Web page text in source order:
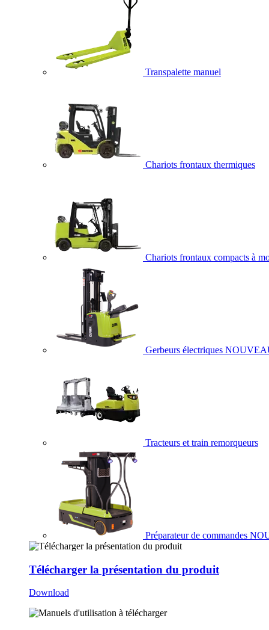
Transpalette manuel
Chariots frontaux thermiques
Chariots frontaux compacts à
Gerbeurs électriques
Tracteurs et train remorqueurs
Préparateur de commandes
Télécharger la présentation du produit
Download